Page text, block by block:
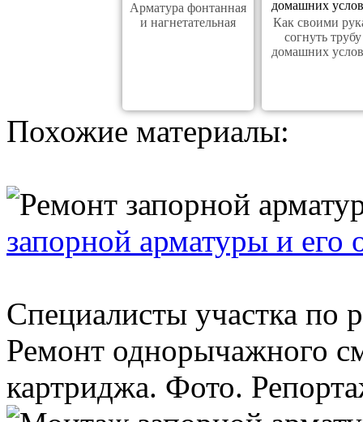
Арматура фонтанная
и нагнетательная
Как своими
согнуть
домашних
Похожие материалы:
запорной арматуры и его
Специалисты участка по
Ремонт однорычажного
картриджа. Фото.